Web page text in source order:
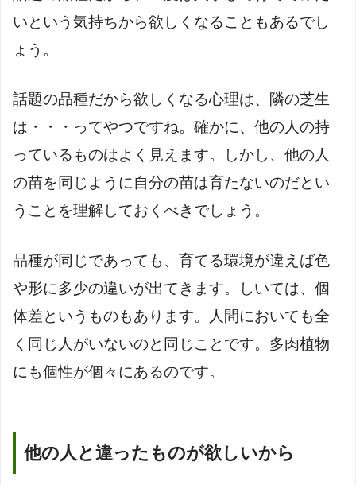
いという気持ちから欲しくなることもあるでし
ょう。
話題の品種だから欲しくなる心理は、隣の芝生
は・・・ってやつですね。確かに、他の人の持
っているものはよく見えます。しかし、他の人
の苗を同じように自分の苗は育たないのだとい
うことを理解しておくべきでしょう。
品種が同じであっても、育てる環境が違えば色
や形に多少の違いが出てきます。しいては、個
体差というものもあります。人間においても全
く同じ人がいないのと同じことです。多肉植物
にも個性が個々にあるのです。
他の人と違ったものが欲しいから